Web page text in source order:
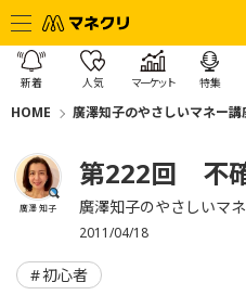
新着 人気 マーケット 特集
HOME 廣澤知子のやさしいマネー講
廣澤 知子
第222回 不
廣澤知子のやさしいマ
2011/04/18
初心者